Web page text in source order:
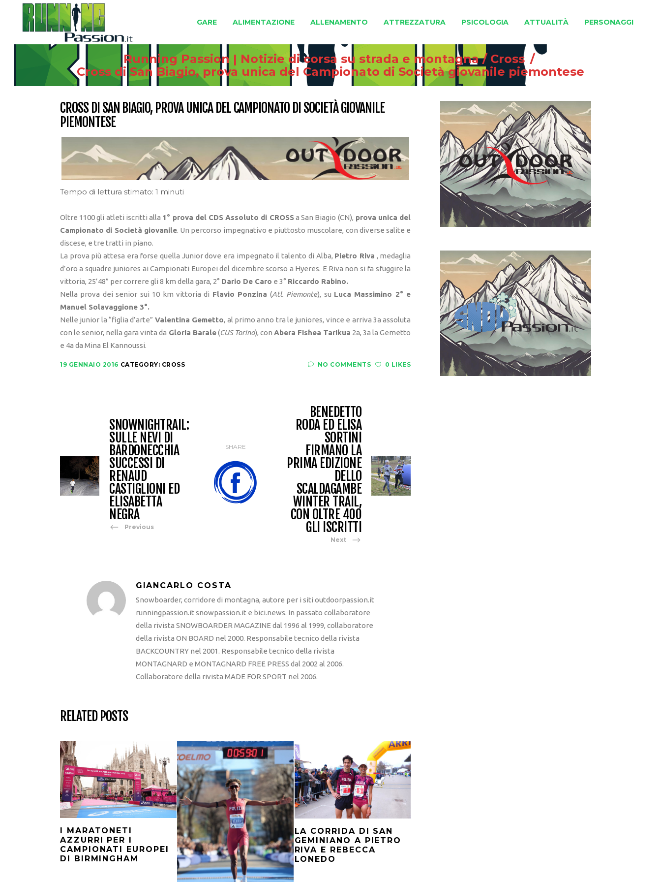
GARE ALIMENTAZIONE ALLENAMENTO ATTREZZATURA PSICOLOGIA ATTUALITÀ PERSONAGGI
Running Passion | Notizie di corsa su strada e montagna/ Cross /
Cross di San Biagio, prova unica del Campionato di Società giovanile piemontese
CROSS DI SAN BIAGIO, PROVA UNICA DEL CAMPIONATO DI SOCIETÀ GIOVANILE
PIEMONTESE
Tempo di lettura stimato: 1 minuti
Oltre 1100 gli atleti iscritti alla 1° prova del CDS Assoluto di CROSSa San Biagio (CN), prova unica del
Campionato di Società giovanile. Un percorso impegnativo e piuttosto muscolare, con diverse salite e
discese, e tre tratti in piano.
La prova più attesa era forse quella Junior dove era impegnato il talento di Alba, Pietro Riva , medaglia
d’oro a squadre juniores ai Campionati Europei del dicembre scorso a Hyeres. E Riva non si fa sfuggire la
vittoria, 25’48” per correre gli 8 km della gara, 2° Dario De Caro e 3° Riccardo Rabino.
Nella prova dei senior sui 10 km vittoria di Flavio Ponzina (Atl. Piemonte), su Luca Massimino 2° e
Manuel Solavaggione 3°.
Nelle junior la “figlia d’arte” Valentina Gemetto, al primo anno tra le juniores, vince e arriva 3a assoluta
con le senior, nella gara vinta da Gloria Barale(CUS Torino), con Abera Fishea Tarikua 2a, 3a la Gemetto
e 4a da Mina El Kannoussi.
19 GENNAIO 2016 CATEGORY: CROSS NO COMMENTS 0 LIKES
SNOWNIGHTRAIL:
SULLE NEVI DI
BARDONECCHIA
SUCCESSI DI
RENAUD
CASTIGLIONI ED
ELISABETTA
NEGRA
Previous
SHARE
BENEDETTO
RODA ED ELISA
SORTINI
FIRMANO LA
PRIMA EDIZIONE
DELLO
SCALDAGAMBE
WINTER TRAIL,
CON OLTRE 400
GLI ISCRITTI
Next
GIANCARLO COSTA
Snowboarder, corridore di montagna, autore per i siti outdoorpassion.it
runningpassion.it snowpassion.it e bici.news. In passato collaboratore
della rivista SNOWBOARDER MAGAZINE dal 1996 al 1999, collaboratore
della rivista ON BOARD nel 2000. Responsabile tecnico della rivista
BACKCOUNTRY nel 2001. Responsabile tecnico della rivista
MONTAGNARD e MONTAGNARD FREE PRESS dal 2002 al 2006.
Collaboratore della rivista MADE FOR SPORT nel 2006.
RELATED POSTS
I MARATONETI
AZZURRI PER I
CAMPIONATI EUROPEI
DI BIRMINGHAM
LA CORRIDA DI SAN
GEMINIANO A PIETRO
RIVA E REBECCA
LONEDO